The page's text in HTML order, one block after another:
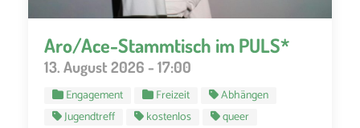
Aro/Ace-Stammtisch im PULS*
13. August 2026 - 17:00
Engagement Freizeit
Abhängen
Jugendtreff
kostenlos
queer